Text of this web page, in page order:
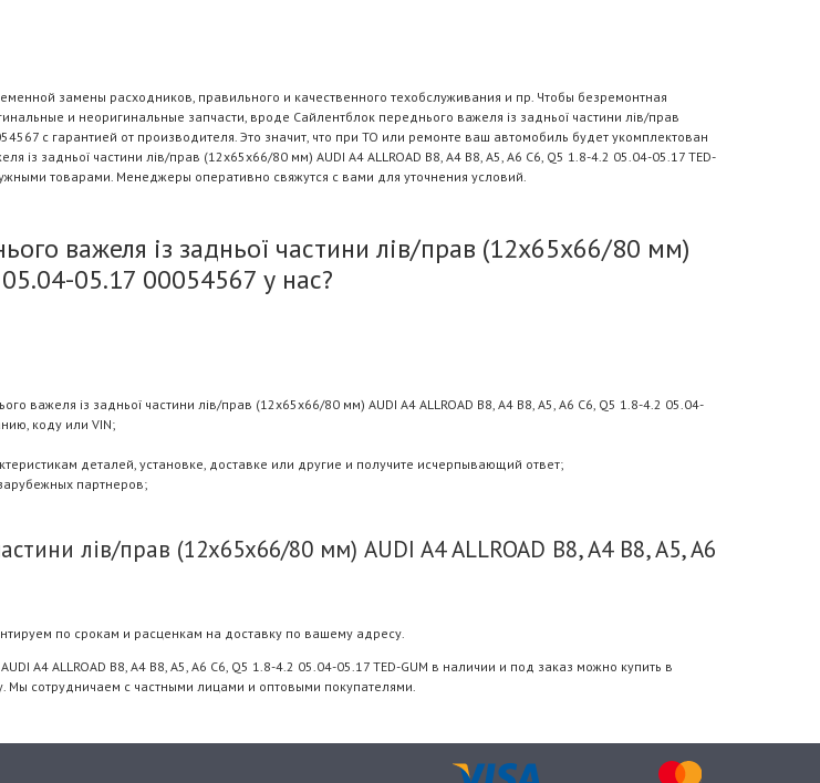
замены расходников, правильного и качественного техобслуживания и пр. Чтобы безремонтная
и неоригинальные запчасти, вроде Сайлентблок переднього важеля із задньої частини лів/прав
с гарантией от производителя. Это значит, что при ТО или ремонте ваш автомобиль будет укомплектован
задньої частини лів/прав (12x65x66/80 мм) AUDI A4 ALLROAD B8, A4 B8, A5, A6 C6, Q5 1.8-4.2 05.04-05.17 TED-
товарами. Менеджеры оперативно свяжутся с вами для уточнения условий.
важеля із задньої частини лів/прав (12x65x66/80 мм)
05.17 00054567 у нас?
важеля із задньої частини лів/прав (12x65x66/80 мм) AUDI A4 ALLROAD B8, A4 B8, A5, A6 C6, Q5 1.8-4.2 05.04-
коду или VIN;
деталей, установке, доставке или другие и получите исчерпывающий ответ;
партнеров;
лів/прав (12x65x66/80 мм) AUDI A4 ALLROAD B8, A4 B8, A5, A6
по срокам и расценкам на доставку по вашему адресу.
A4 ALLROAD B8, A4 B8, A5, A6 C6, Q5 1.8-4.2 05.04-05.17 TED-GUM в наличии и под заказ можно купить в
Мы сотрудничаем с частными лицами и оптовыми покупателями.